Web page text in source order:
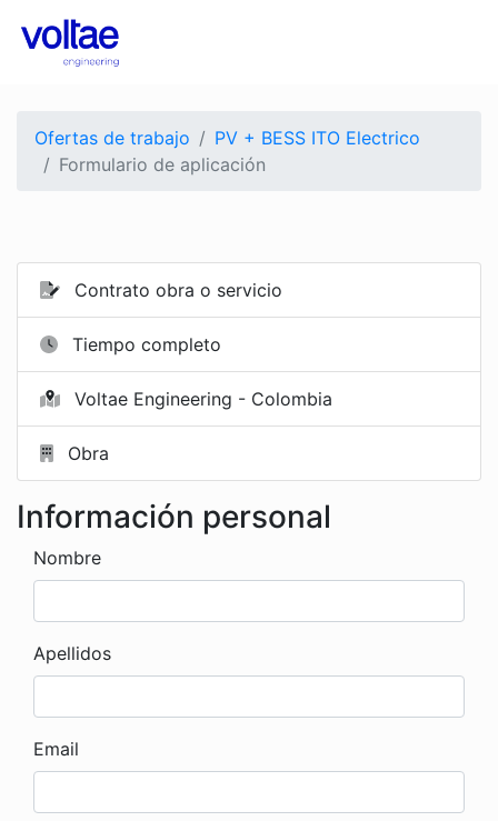
Ofertas de trabajo
PV + BESS ITO Electrico
Formulario de aplicación
Contrato obra o servicio
Tiempo completo
Voltae Engineering - Colombia
Obra
Información personal
Nombre
Apellidos
Email